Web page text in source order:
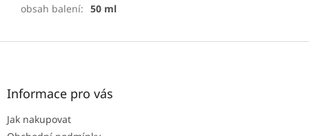
obsah balení: 50 ml
Z
Informace pro vás
Jak nakupovat